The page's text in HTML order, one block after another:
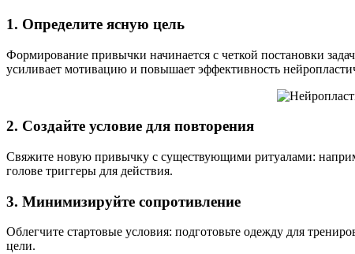
1. Определите ясную цель
Формирование привычки начинается с четкой постановки
усиливает мотивацию и повышает эффективность
2. Создайте условие для повторения
Свяжите новую привычку с существующими ритуалами:
голове триггеры для действия.
3. Минимизируйте сопротивление
Облегчите стартовые условия: подготовьте одежду для
цели.